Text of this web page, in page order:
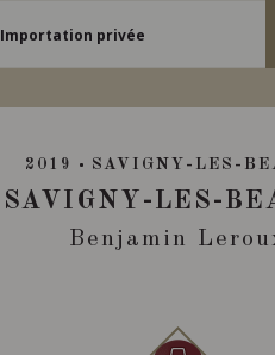
Importation privée
2019 SAVIGNY-LES-
SAVIGNY-LES-
Benjamin